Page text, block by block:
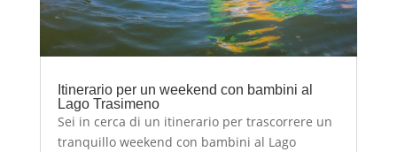
Itinerario per un weekend con bambini al
Lago Trasimeno
Sei in cerca di un itinerario per trascorrere un
tranquillo weekend con bambini al Lago